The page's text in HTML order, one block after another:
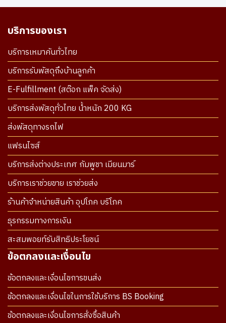
บริการของเรา
บริการเหมาคันทั่วไทย
บริการรับพัสดุถึงบ้านลูกค้า
E-Fulfillment (สต๊อก แพ็ค จัดส่ง)
บริการส่งพัสดุทั่วไทย น้ำหนัก 200 KG
ส่งพัสดุทางรถไฟ
แฟรนไซส์
บริการส่งต่างประเทศ กัมพูชา เมียนมาร์
บริการเราช่วยขาย เราช่วยส่ง
ร้านค้าจำหน่ายสินค้า อุปโภค บริโภค
ธุรกรรมทางการเงิน
สะสมพอยท์รับสิทธิประโยชน์
ข้อตกลงและเงื่อนไข
ข้อตกลงและเงื่อนไขการขนส่ง
ข้อตกลงและเงื่อนไขในการใช้บริการ BS Booking
ข้อตกลงและเงื่อนไขการสั่งซื้อสินค้า